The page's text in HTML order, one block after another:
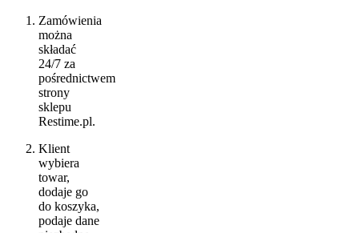
Zamówienia
można
składać
24/7 za
pośrednictwem
strony
sklepu
Restime.pl.
Klient
wybiera
towar,
dodaje go
do koszyka,
podaje dane